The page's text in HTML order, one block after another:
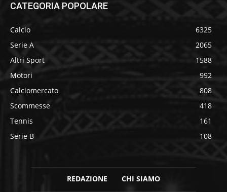
CATEGORIA POPOLARE
Calcio
6325
Serie A
2065
Altri Sport
1588
Motori
992
Calciomercato
808
Scommesse
418
Tennis
161
Serie B
108
REDAZIONE CHI SIAMO